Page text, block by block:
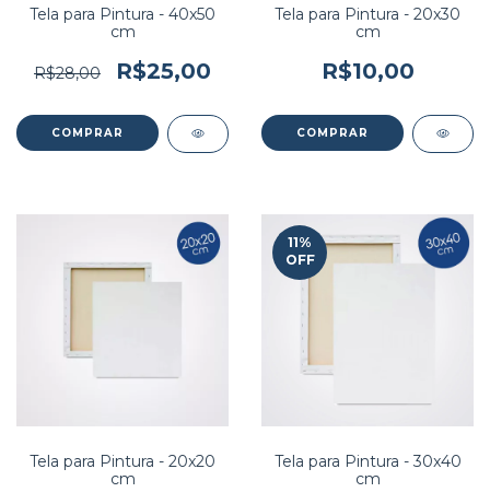
Tela para Pintura - 40x50
cm
R$28,00 R$25,00
Tela para Pintura - 20x30
cm
R$10,00
Tela para Pintura - 20x20
cm
11%
OFF
Tela para Pintura - 30x40
cm